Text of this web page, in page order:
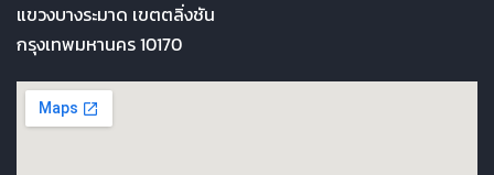
แขวงบางระมาด เขตตลิ่งชัน
กรุงเทพมหานคร 10170